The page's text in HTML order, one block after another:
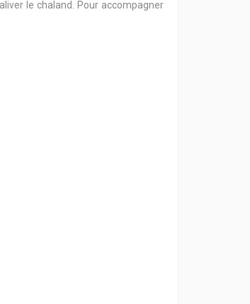
le chaland. Pour accompagner